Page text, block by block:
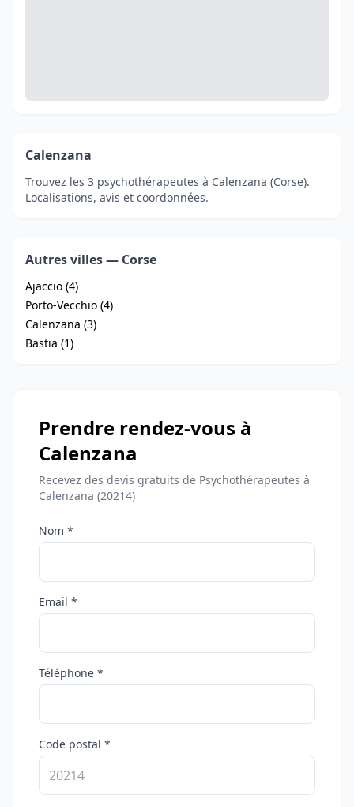
Calenzana
Trouvez les 3 psychothérapeutes à Calenzana (Corse).
Localisations, avis et coordonnées.
Autres villes — Corse
Ajaccio (4)
Porto-Vecchio (4)
Calenzana (3)
Bastia (1)
Prendre rendez-vous à
Calenzana
Recevez des devis gratuits de Psychothérapeutes à
Calenzana (20214)
Nom *
Email *
Téléphone *
Code postal *